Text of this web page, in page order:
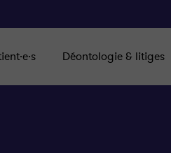
Déontologie & litiges